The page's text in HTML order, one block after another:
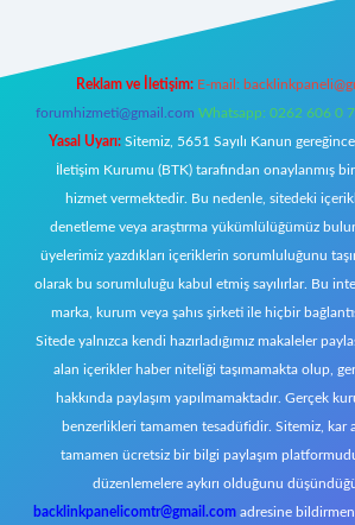
Reklam ve İletişim: E-mail:
forumhizmeti@gmail.com Whatsapp: 0262 606 0
Yasal Uyarı: Sitemiz, 5651 Sayılı Kanun
İletişim Kurumu (BTK) tarafından onaylanmış bir
hizmet vermektedir. Bu nedenle, sitedeki
denetleme veya araştırma yükümlülüğümüz
üyelerimiz yazdıkları içeriklerin sorumluluğunu
olarak bu sorumluluğu kabul etmiş sayılırlar. Bu
marka, kurum veya şahıs şirketi ile hiçbir
Sitede yalnızca kendi hazırladığımız makaleler
alan içerikler haber niteliği taşımamakta olup,
hakkında paylaşım yapılmamaktadır. Gerçek
benzerlikleri tamamen tesadüfidir. Sitemiz, kar
tamamen ücretsiz bir bilgi paylaşım
düzenlemelere aykırı olduğunu
backlinkpanelicomtr@gmail.com adresine